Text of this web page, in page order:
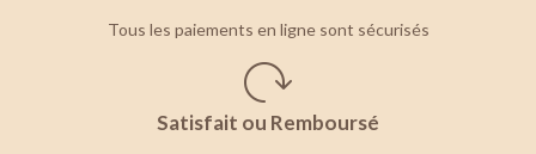
Tous les paiements en ligne sont sécurisés
Satisfait ou Remboursé